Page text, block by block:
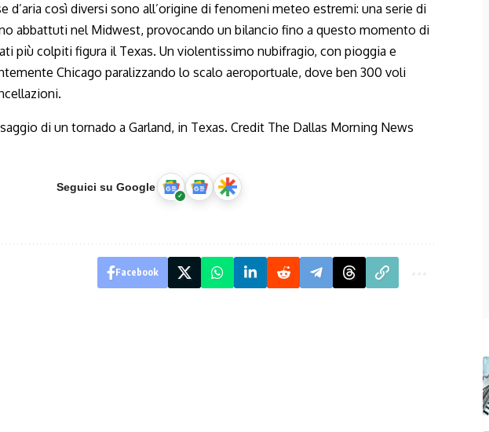
d’aria così diversi sono all’origine di fenomeni meteo estremi: una serie di
abbattuti nel Midwest, provocando un bilancio fino a questo momento di
più colpiti figura il Texas. Un violentissimo nubifragio, con pioggia e
Chicago paralizzando lo scalo aeroportuale, dove ben 300 voli
Seguici su Google
Facebook